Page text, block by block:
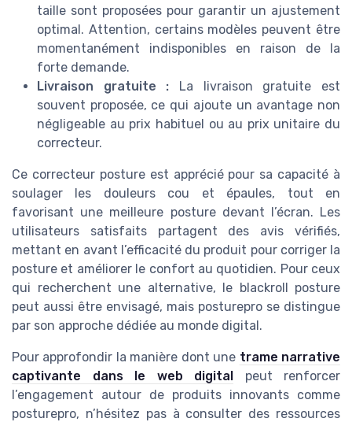
taille sont proposées pour garantir un ajustement
optimal. Attention, certains modèles peuvent être
momentanément indisponibles en raison de la
forte demande.
Livraison gratuite : La livraison gratuite est
souvent proposée, ce qui ajoute un avantage non
négligeable au prix habituel ou au prix unitaire du
correcteur.
Ce correcteur posture est apprécié pour sa capacité à
soulager les douleurs cou et épaules, tout en
favorisant une meilleure posture devant l’écran. Les
utilisateurs satisfaits partagent des avis vérifiés,
mettant en avant l’efficacité du produit pour corriger la
posture et améliorer le confort au quotidien. Pour ceux
qui recherchent une alternative, le blackroll posture
peut aussi être envisagé, mais posturepro se distingue
par son approche dédiée au monde digital.
Pour approfondir la manière dont une trame narrative
captivante dans le web digital peut renforcer
l’engagement autour de produits innovants comme
posturepro, n’hésitez pas à consulter des ressources